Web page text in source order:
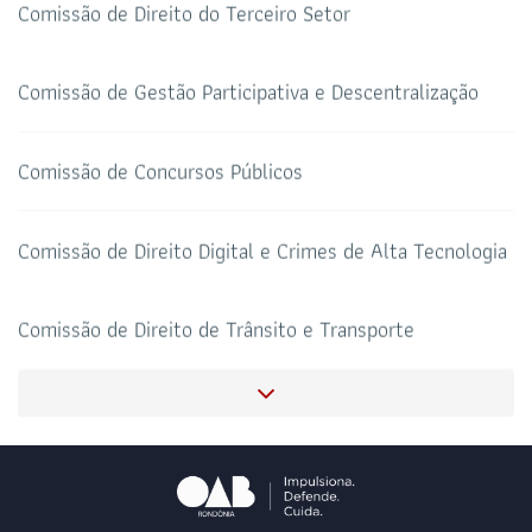
TRIBUNAL DE ÉTICA CANAL PRERROGATIVAS
Comissão de Direito do Terceiro Setor
Comissão de Gestão Participativa e Descentralização
Comissão de Concursos Públicos
Comissão de Direito Digital e Crimes de Alta Tecnologia
Comissão de Direito de Trânsito e Transporte
Comissão de Assuntos Penitenciários
Comissão de Combate à Violência Doméstica e Familiar